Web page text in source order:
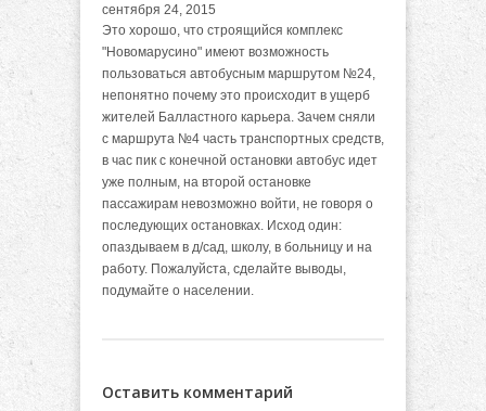
сентября 24, 2015
Это хорошо, что строящийся комплекс
"Новомарусино" имеют возможность
пользоваться автобусным маршрутом №24,
непонятно почему это происходит в ущерб
жителей Балластного карьера. Зачем сняли
с маршрута №4 часть транспортных средств,
в час пик с конечной остановки автобус идет
уже полным, на второй остановке
пассажирам невозможно войти, не говоря о
последующих остановках. Исход один:
опаздываем в д/сад, школу, в больницу и на
работу. Пожалуйста, сделайте выводы,
подумайте о населении.
Оставить комментарий